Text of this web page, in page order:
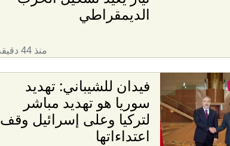
الديمقراطي
منذ 44 دقيقة
فيدان للشيباني: تهديد
سوريا هو تهديد مباشر
لتركيا وعلى إسرائيل وقف
اعتداءاتها